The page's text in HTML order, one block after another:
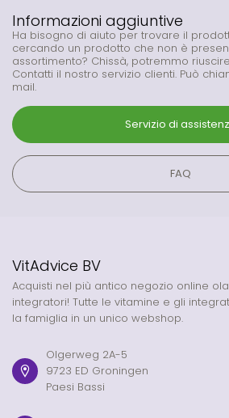
Informazioni aggiuntive
Ha bisogno di aiuto per trovare il
cercando un prodotto che non è
assortimento? Chissà, potremmo
Contatti il nostro servizio clienti. Può
mail.
Servizio di
FAQ
VitAdvice BV
Acquisti nel più antico negozio online
integratori! Tutte le vitamine e gli
la famiglia in un unico webshop.
Olgerweg 2A-5
9723 ED Groningen
Paesi Bassi